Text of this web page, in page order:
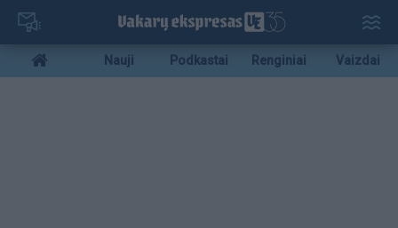
Pereiti
pagrindinį
turinį
Mobile
menu
Nauji Podkastai Renginiai Vaizdai